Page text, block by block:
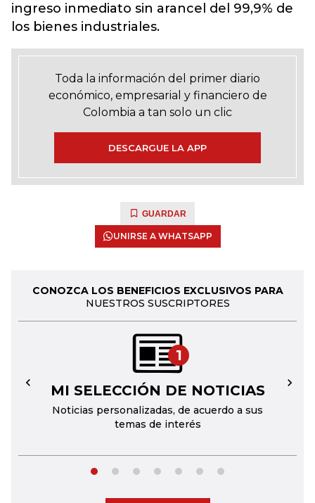
ingreso inmediato sin arancel del 99,9% de
los bienes industriales.
Toda la información del primer diario
económico, empresarial y financiero de
Colombia a tan solo un clic
DESCARGUE LA APP
GUARDAR
UNIRSE A WHATSAPP
CONOZCA LOS BENEFICIOS EXCLUSIVOS PARA
NUESTROS SUSCRIPTORES
1
MI SELECCIÓN DE NOTICIAS
Noticias personalizadas, de acuerdo a sus
temas de interés
← →